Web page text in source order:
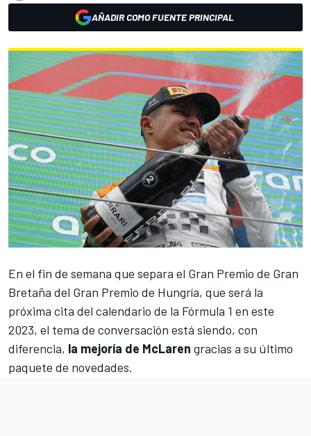
AÑADIR COMO FUENTE PRINCIPAL
En el fin de semana que separa el Gran Premio de Gran
Bretaña del Gran Premio de Hungría, que será la
próxima cita del calendario de la Fórmula 1 en este
2023, el tema de conversación está siendo, con
diferencia, la mejoría de McLaren gracias a su último
paquete de novedades.